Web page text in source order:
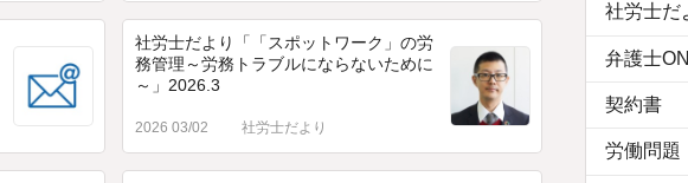
社労士だより「「スポットワーク」の労
務管理～労務トラブルにならないために
～」2026.3
2026 03/02 社労士だより
社労士だ
弁護士
契約書
労働問題